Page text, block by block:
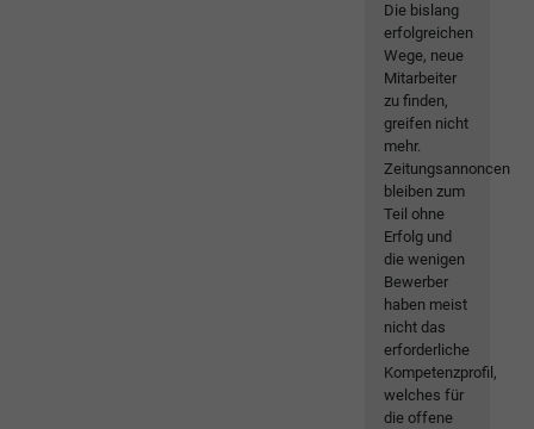
Die bislang
erfolgreichen
Wege, neue
Mitarbeiter
zu finden,
greifen nicht
mehr.
Zeitungsannoncen
bleiben zum
Teil ohne
Erfolg und
die wenigen
Bewerber
haben meist
nicht das
erforderliche
Kompetenzprofil,
welches für
die offene